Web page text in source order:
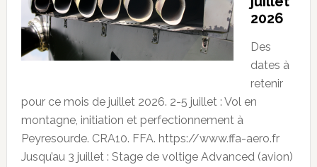
2026
Des
dates à
retenir
pour ce mois de juillet 2026. 2-5 juillet : Vol en
montagne, initiation et perfectionnement à
Peyresourde. CRA10. FFA. https://www.ffa-aero.fr
Jusqu’au 3 juillet : Stage de voltige Advanced (avion)